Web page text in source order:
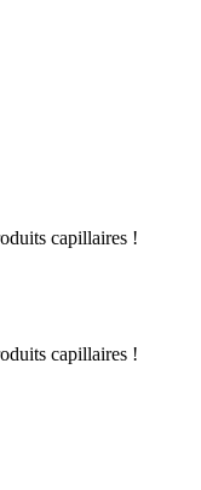
capillaires !
capillaires !